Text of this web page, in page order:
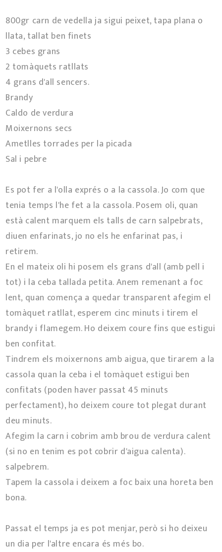
800gr carn de vedella ja sigui peixet, tapa plana o
llata, tallat ben finets
3 cebes grans
2 tomàquets ratllats
4 grans d'all sencers.
Brandy
Caldo de verdura
Moixernons secs
Ametlles torrades per la picada
Sal i pebre
Es pot fer a l'olla exprés o a la cassola. Jo com que
tenia temps l'he fet a la cassola. Posem oli, quan
està calent marquem els talls de carn salpebrats,
diuen enfarinats, jo no els he enfarinat pas, i
retirem.
En el mateix oli hi posem els grans d'all (amb pell i
tot) i la ceba tallada petita. Anem remenant a foc
lent, quan comença a quedar transparent afegim el
tomàquet ratllat, esperem cinc minuts i tirem el
brandy i flamegem. Ho deixem coure fins que estigui
ben confitat.
Tindrem els moixernons amb aigua, que tirarem a la
cassola quan la ceba i el tomàquet estigui ben
confitats (poden haver passat 45 minuts
perfectament), ho deixem coure tot plegat durant
deu minuts.
Afegim la carn i cobrim amb brou de verdura calent
(si no en tenim es pot cobrir d'aigua calenta).
salpebrem.
Tapem la cassola i deixem a foc baix una horeta ben
bona.
Passat el temps ja es pot menjar, però si ho deixeu
un dia per l'altre encara és més bo.